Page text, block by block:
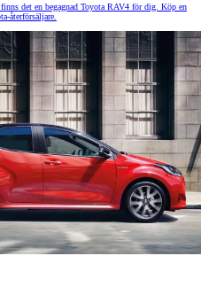
det en begagnad Toyota RAV4 för dig. Köp en
återförsäljare.